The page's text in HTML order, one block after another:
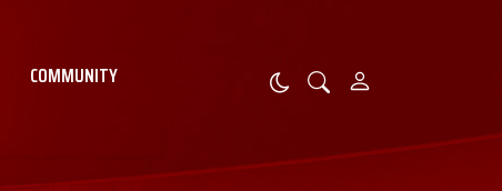
COMMUNITY